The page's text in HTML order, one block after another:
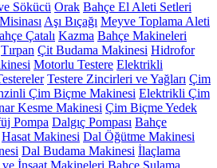
Sökücü Orak Bahçe El Aleti Setleri
Aşı Bıçağı Meyve Toplama Aleti
Çatalı Kazma Bahçe Makineleri
Tırpan Çit Budama Makinesi Hidrofor
Motorlu Testere Elektrikli
Testere Zincirleri ve Yağları Çim
Çim Biçme Makinesi Elektrikli Çim
Kesme Makinesi Çim Biçme Yedek
Pompa Dalgıç Pompası Bahçe
Hasat Makinesi Dal Öğütme Makinesi
Dal Budama Makinesi İlaçlama
İnşaat Makineleri Bahçe Sulama